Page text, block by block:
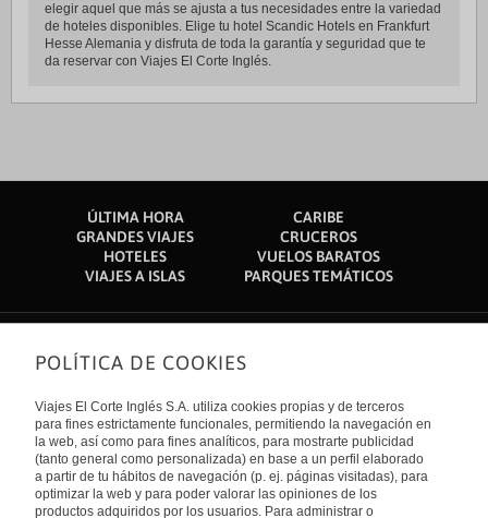
elegir aquel que más se ajusta a tus necesidades entre la variedad
de hoteles disponibles. Elige tu hotel Scandic Hotels en Frankfurt
Hesse Alemania y disfruta de toda la garantía y seguridad que te
da reservar con Viajes El Corte Inglés.
ÚLTIMA HORA
CARIBE
GRANDES VIAJES
CRUCEROS
HOTELES
VUELOS BARATOS
VIAJES A ISLAS
PARQUES TEMÁTICOS
Sobre nosotros
Quiénes somos
Financiación
Sostenibilidad
Turismo accesible
Tarjeta El Corte Inglés
Trabaja con nosotros
El Corte Inglés
Enlaces de interés
Guías de viaje
Catálogos
Auto check-in
Condiciones Generales
Internacional
POLÍTICA DE COOKIES
Viajes El Corte Inglés S.A. utiliza cookies propias y de terceros
para fines estrictamente funcionales, permitiendo la navegación en
la web, así como para fines analíticos, para mostrarte publicidad
(tanto general como personalizada) en base a un perfil elaborado
a partir de tu hábitos de navegación (p. ej. páginas visitadas), para
optimizar la web y para poder valorar las opiniones de los
productos adquiridos por los usuarios. Para administrar o